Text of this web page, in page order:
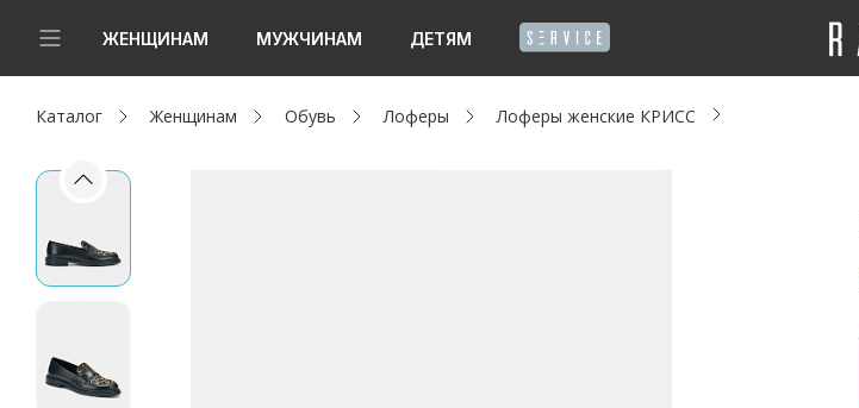
ЖЕНЩИНАМ МУЖЧИНАМ ДЕТЯМ
Новинки
Женщинам
Мужчинам
Каталог Женщинам Обувь Лоферы Лоферы женские КРИСС